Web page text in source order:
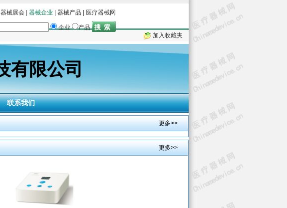
器械展会 器械企业 器械产品 医疗器械网
企业
产品
加入收藏夹
有限公司
联系我们
更多>>
更多>>